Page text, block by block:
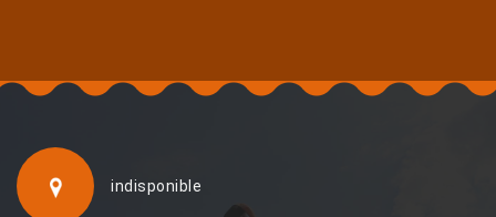
indisponible